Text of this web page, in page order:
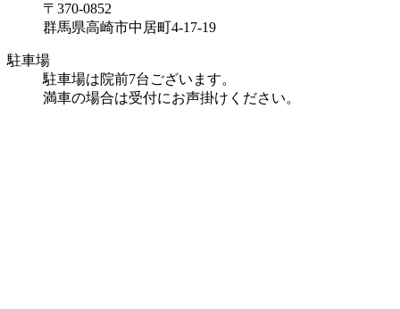
〒370-0852
群馬県高崎市中居町4-17-19
駐車場
駐車場は院前7台ございます。
満車の場合は受付にお声掛けください。